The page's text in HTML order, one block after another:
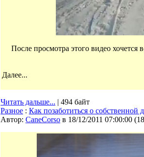
После просмотра этого видео
Далее...
Читать дальше... | 494 байт
Разное : Как позаботиться о собственной
Автор: CaneCorso в 18/12/2011 07:00:00 (